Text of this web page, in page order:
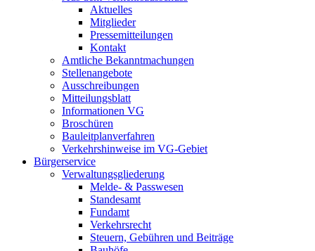
Aktuelles
Mitglieder
Pressemitteilungen
Kontakt
Amtliche Bekanntmachungen
Stellenangebote
Ausschreibungen
Mitteilungsblatt
Informationen VG
Broschüren
Bauleitplanverfahren
Verkehrshinweise im VG-Gebiet
Bürgerservice
Verwaltungsgliederung
Melde- & Passwesen
Standesamt
Fundamt
Verkehrsrecht
Steuern, Gebühren und Beiträge